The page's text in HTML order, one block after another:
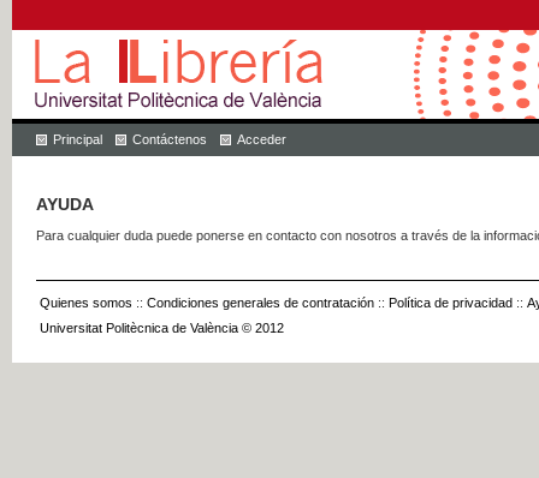
Principal Contáctenos Acceder
AYUDA
Para cualquier duda puede ponerse en contacto con nosotros a través de la
Quienes somos :: Condiciones generales de contratación :: Política de privacidad ::
Universitat Politècnica de València © 2012